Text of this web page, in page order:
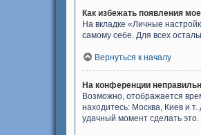
Как избежать появления
На вкладке «Личные
самому себе. Для всех
Вернуться к началу
На конференции
Возможно, отображается
находитесь: Москва, Киев и
удачный момент сделать это.